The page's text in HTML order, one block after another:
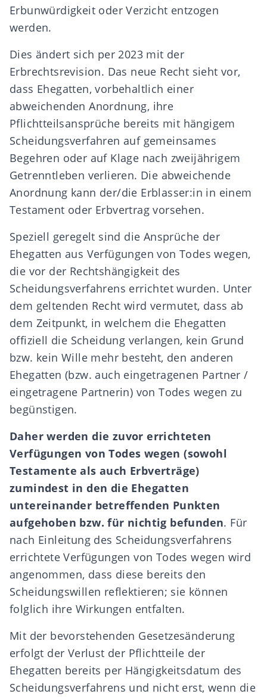
Erbunwürdigkeit oder Verzicht entzogen
werden.
Dies ändert sich per 2023 mit der
Erbrechtsrevision. Das neue Recht sieht vor,
dass Ehegatten, vorbehaltlich einer
abweichenden Anordnung, ihre
Pflichtteilsansprüche bereits mit hängigem
Scheidungsverfahren auf gemeinsames
Begehren oder auf Klage nach zweijährigem
Getrenntleben verlieren. Die abweichende
Anordnung kann der/die Erblasser:in in einem
Testament oder Erbvertrag vorsehen.
Speziell geregelt sind die Ansprüche der
Ehegatten aus Verfügungen von Todes wegen,
die vor der Rechtshängigkeit des
Scheidungsverfahrens errichtet wurden. Unter
dem geltenden Recht wird vermutet, dass ab
dem Zeitpunkt, in welchem die Ehegatten
offiziell die Scheidung verlangen, kein Grund
bzw. kein Wille mehr besteht, den anderen
Ehegatten (bzw. auch eingetragenen Partner /
eingetragene Partnerin) von Todes wegen zu
begünstigen.
Daher werden die zuvor errichteten
Verfügungen von Todes wegen (sowohl
Testamente als auch Erbverträge)
zumindest in den die Ehegatten
untereinander betreffenden Punkten
aufgehoben bzw. für nichtig befunden. Für
nach Einleitung des Scheidungsverfahrens
errichtete Verfügungen von Todes wegen wird
angenommen, dass diese bereits den
Scheidungswillen reflektieren; sie können
folglich ihre Wirkungen entfalten.
Mit der bevorstehenden Gesetzesänderung
erfolgt der Verlust der Pflichtteile der
Ehegatten bereits per Hängigkeitsdatum des
Scheidungsverfahrens und nicht erst, wenn die